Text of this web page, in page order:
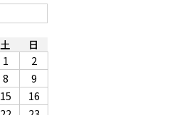
土
日
1
2
8
9
15
16